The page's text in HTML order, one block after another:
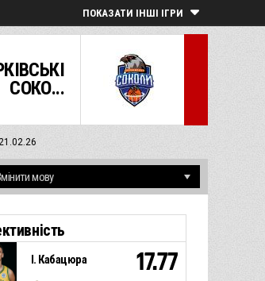
ПОКАЗАТИ ІНШІ ІГРИ
СОКО...
І. Кабацюра 17.77